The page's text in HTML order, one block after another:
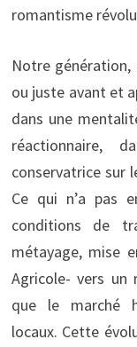
romantisme
Notre génération,
ou juste avant et
dans une
réactionnaire,
conservatrice sur
Ce qui n’a pas
conditions de
métayage, mise
Agricole- vers un
que le marché
locaux. Cette